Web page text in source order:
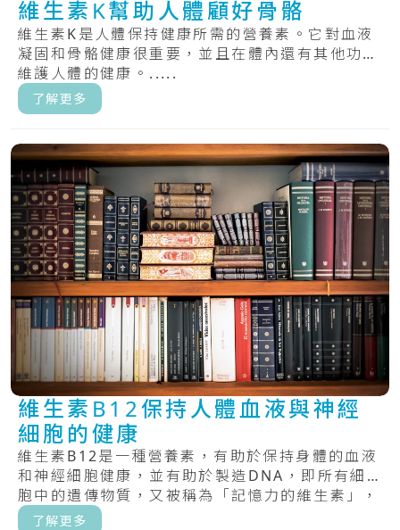
維生素K幫助人體顧好骨骼
維生素K是人體保持健康所需的營養素。它對血液
凝固和骨骼健康很重要，並且在體內還有其他功能
維護人體的健康。.....
了解更多
維生素B12保持人體血液與神經
細胞的健康
維生素B12是一種營養素，有助於保持身體的血液
和神經細胞健康，並有助於製造DNA，即所有細
胞中的遺傳物質，又被稱為「記憶力的維生素」，
具.....
了解更多